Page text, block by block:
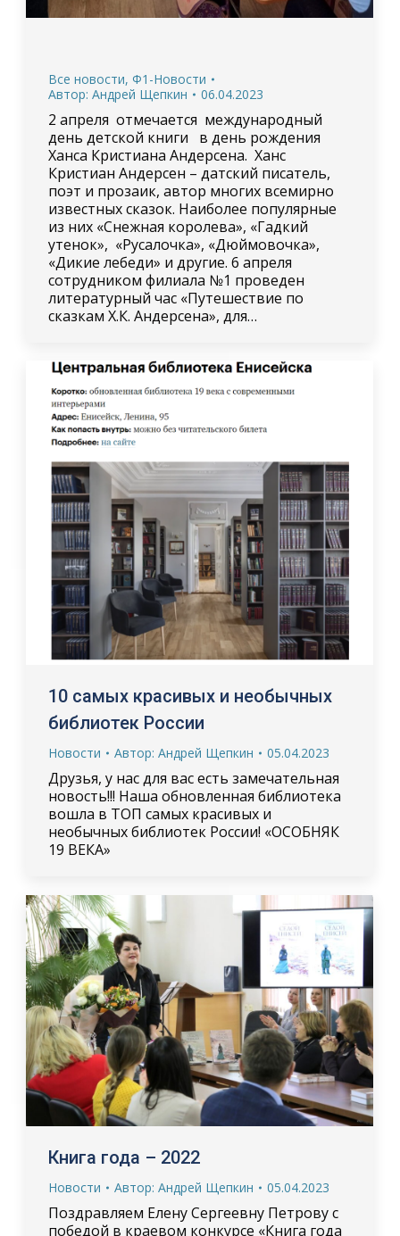
Все новости, Ф1-Новости
Автор: Андрей Щепкин 06.04.2023
2 апреля отмечается международный
день детской книги в день рождения
Ханса Кристиана Андерсена. Ханс
Кристиан Андерсен – датский писатель,
поэт и прозаик, автор многих всемирно
известных сказок. Наиболее популярные
из них «Снежная королева», «Гадкий
утенок», «Русалочка», «Дюймовочка»,
«Дикие лебеди» и другие. 6 апреля
сотрудником филиала №1 проведен
литературный час «Путешествие по
сказкам Х.К. Андерсена», для…
10 самых красивых и необычных
библиотек России
Новости Автор: Андрей Щепкин 05.04.2023
Друзья, у нас для вас есть замечательная
новость!!! Наша обновленная библиотека
вошла в ТОП самых красивых и
необычных библиотек России! «ОСОБНЯК
19 ВЕКА»
Книга года – 2022
Новости Автор: Андрей Щепкин 05.04.2023
Поздравляем Елену Сергеевну Петрову с
победой в краевом конкурсе «Книга года